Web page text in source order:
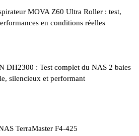
MOVA Z60 Ultra Roller : test,
en conditions réelles
DH2300 : Test complet du NAS 2 baies
silencieux et performant
TerraMaster F4-425